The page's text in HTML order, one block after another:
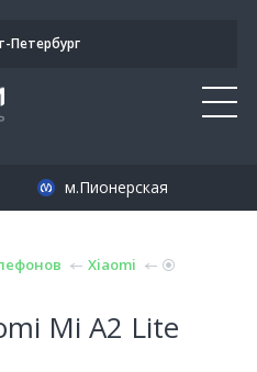
Петербург
м.Пионерская
Xiaomi
Mi A2 Lite